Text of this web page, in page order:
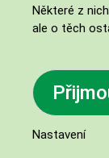
06. 07. 2026
05. 05. 2026
Finanční
27. 02. 2026
Některé z
ale o těch
Nastavení